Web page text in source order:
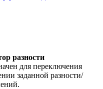
разности
для переключения
заданной разности/